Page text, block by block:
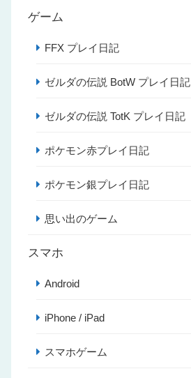
ゲーム
FFX プレイ日記
ゼルダの伝説 BotW プレイ日記
ゼルダの伝説 TotK プレイ日記
ポケモン赤プレイ日記
ポケモン銀プレイ日記
思い出のゲーム
スマホ
Android
iPhone / iPad
スマホゲーム